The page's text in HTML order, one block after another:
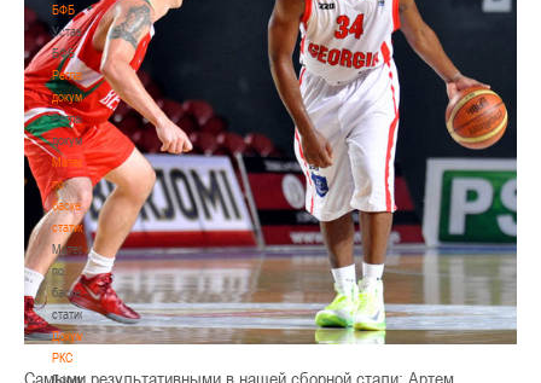
БФБ
Устав
БФБ
Регламентирующие
документы
Регламентирующие
документы
Материалы
по
баскетбольной
статистике
Материалы
по
баскетбольной
статистике
Документы
РКС
Документы
Самыми результативными в нашей сборной стали: Артем